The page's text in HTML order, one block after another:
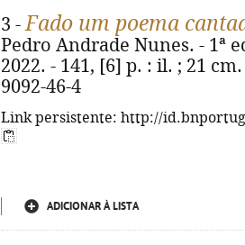
3 -Fado um poema
Pedro Andrade Nunes. - 1ª
2022. - 141, [6] p. : il. ; 21
9092-46-4
Link persistente: http://
ADICIONAR À LISTA